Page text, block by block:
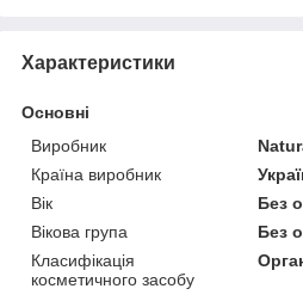
Характеристики
Основні
Виробник
Країна виробник
Вік
Без
Вікова група
Без
Класифікація
косметичного засобу